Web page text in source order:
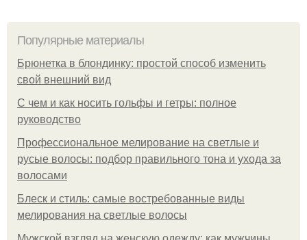
Популярные материалы
Брюнетка в блондинку: простой способ изменить
свой внешний вид
С чем и как носить гольфы и гетры: полное
руководство
Профессиональное мелирование на светлые и
русые волосы: подбор правильного тона и ухода за
волосами
Блеск и стиль: самые востребованные виды
мелирования на светлые волосы